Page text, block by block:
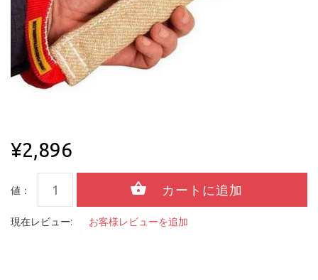
¥2,896
値：
現在レビュー: お客様レビューを追加